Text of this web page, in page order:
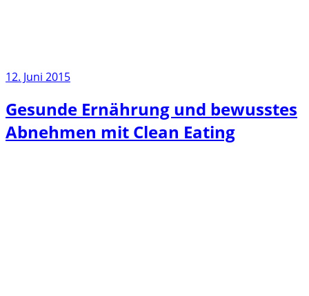
12. Juni 2015
Gesunde Ernährung und bewusstes
Abnehmen mit Clean Eating